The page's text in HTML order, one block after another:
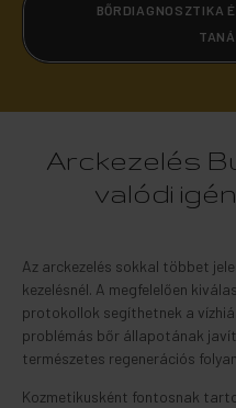
BŐRDIAGNOSZTIKA
Arckezelés
valódi
Az arckezelés sokkal többet
kezelésnél. A megfelelően
protokollok segíthetnek a
problémás bőr állapotának
természetes regenerációs
Kozmetikusként fontosnak